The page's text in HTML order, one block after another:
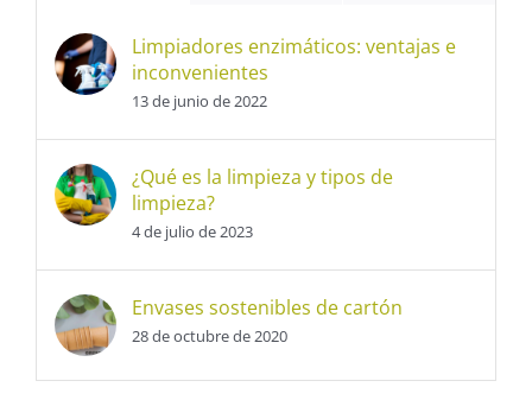
Limpiadores enzimáticos: ventajas e
inconvenientes
13 de junio de 2022
¿Qué es la limpieza y tipos de
limpieza?
4 de julio de 2023
Envases sostenibles de cartón
28 de octubre de 2020